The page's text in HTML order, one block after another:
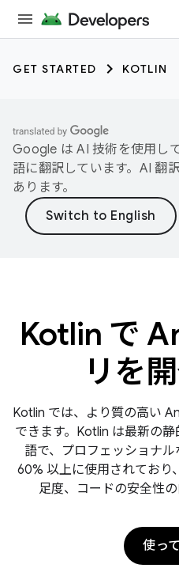
GET STARTED KOTLIN
Google は AI 技術を使用し
語に翻訳しています。AI 翻
あります。
Kotlin で
リを
Kotlin では、より質の高い
できます。Kotlin は最新の
語で、プロフェッショナ
60% 以上に使用されており
足度、コードの安全性の
使っ